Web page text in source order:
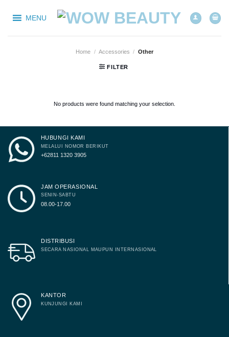
content
MENU
Home / Accessories / Other
FILTER
No products were found matching your selection.
HUBUNGI KAMI
MELALUI NOMOR BERIKUT
+62811 1320 3905
JAM OPERASIONAL
SENIN-SABTU
08.00-17.00
DISTRIBUSI
SECARA NASIONAL MAUPUN INTERNASIONAL
KANTOR
KUNJUNGI KAMI